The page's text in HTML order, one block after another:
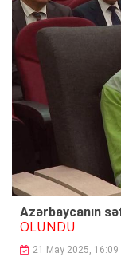
Azərbaycanın
OLUNDU
21 May 2025, 16:09